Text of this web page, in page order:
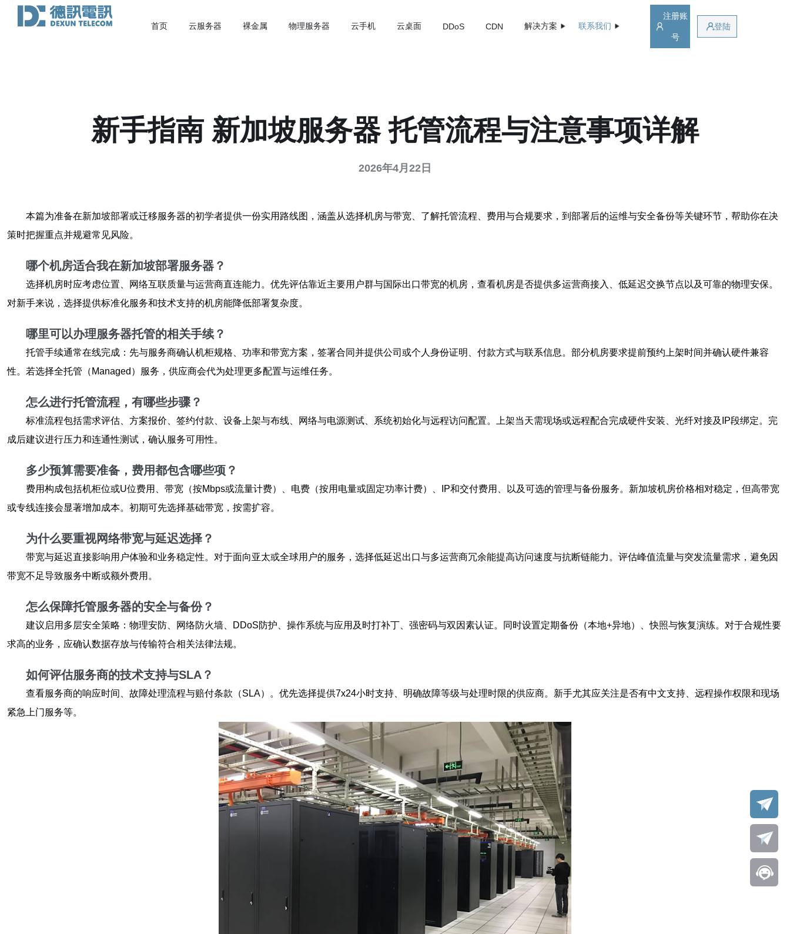
首页 云服务器 裸金属 物理服务器 云手机 云桌面 DDoS CDN 解决方案 联系我们
注册账
号
登陆
新手指南 新加坡服务器 托管流程与注意事项详解
2026年4月22日
本篇为准备在新加坡部署或迁移服务器的初学者提供一份实用路线图，涵盖从选择机房与带宽、了解托管流程、费用与合规要求，到部署后的运维与安全备份等关键环节，帮助你在决
策时把握重点并规避常见风险。
哪个机房适合我在新加坡部署服务器？
选择机房时应考虑位置、网络互联质量与运营商直连能力。优先评估靠近主要用户群与国际出口带宽的机房，查看机房是否提供多运营商接入、低延迟交换节点以及可靠的物理安保。
对新手来说，选择提供标准化服务和技术支持的机房能降低部署复杂度。
哪里可以办理服务器托管的相关手续？
托管手续通常在线完成：先与服务商确认机柜规格、功率和带宽方案，签署合同并提供公司或个人身份证明、付款方式与联系信息。部分机房要求提前预约上架时间并确认硬件兼容
性。若选择全托管（Managed）服务，供应商会代为处理更多配置与运维任务。
怎么进行托管流程 ，有哪些步骤？
标准流程包括需求评估、方案报价、签约付款、设备上架与布线、网络与电源测试、系统初始化与远程访问配置。上架当天需现场或远程配合完成硬件安装、光纤对接及IP段绑定。完
成后建议进行压力和连通性测试，确认服务可用性。
多少预算需要准备，费用都包含哪些项？
费用构成包括机柜位或U位费用、带宽（按Mbps或流量计费）、电费（按用电量或固定功率计费）、IP和交付费用、以及可选的管理与备份服务。新加坡机房价格相对稳定，但高带宽
或专线连接会显著增加成本。初期可先选择基础带宽，按需扩容。
为什么要重视网络带宽与延迟选择？
带宽与延迟直接影响用户体验和业务稳定性。对于面向亚太或全球用户的服务，选择低延迟出口与多运营商冗余能提高访问速度与抗断链能力。评估峰值流量与突发流量需求，避免因
带宽不足导致服务中断或额外费用。
怎么保障托管服务器的安全与备份？
建议启用多层安全策略：物理安防、网络防火墙、DDoS防护、操作系统与应用及时打补丁、强密码与双因素认证。同时设置定期备份（本地+异地）、快照与恢复演练。对于合规性要
求高的业务，应确认数据存放与传输符合相关法律法规。
如何评估服务商的技术支持与SLA？
查看服务商的响应时间、故障处理流程与赔付条款（SLA）。优先选择提供7x24小时支持、明确故障等级与处理时限的供应商。新手尤其应关注是否有中文支持、远程操作权限和现场
紧急上门服务等。